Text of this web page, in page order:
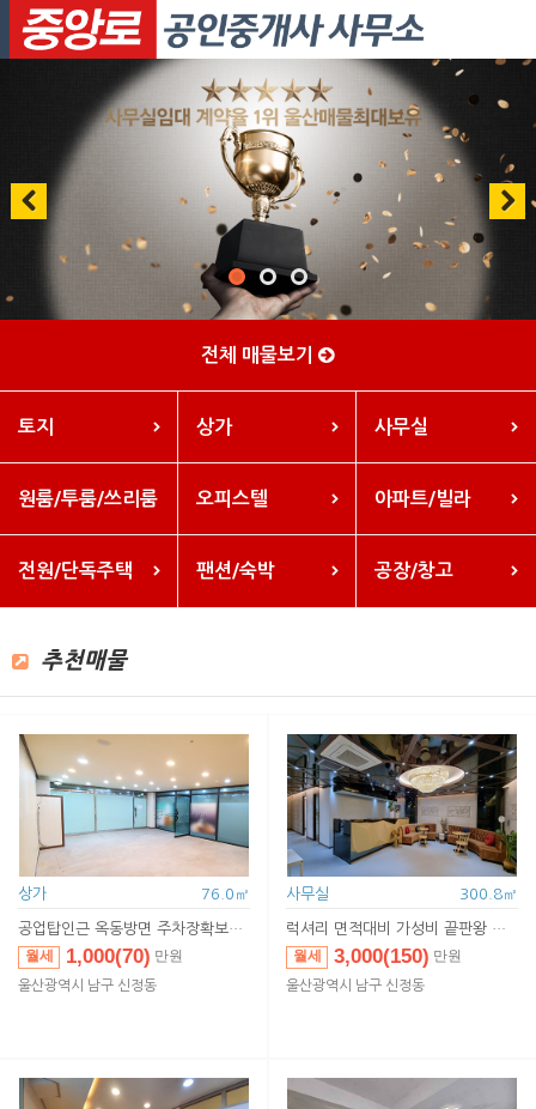
전체 매물보기
토지 상가 사무실
원룸/투룸/쓰리룸 오피스텔 아파트/빌라
전원/단독주택 팬션/숙박 공장/창고
추천매물
상가 76.0㎡
공업탑인근 옥동방면 주차장확보된 상가
월세 1,000(70) 만원
임대 1,000(70)만원
울산광역시 남구 신정동
사무실 300.8㎡
럭셔리 면적대비 가성비 끝판왕 울산사무실
월세 3,000(150) 만원
임대 3,000(150)
울산광역시 남구 신정동